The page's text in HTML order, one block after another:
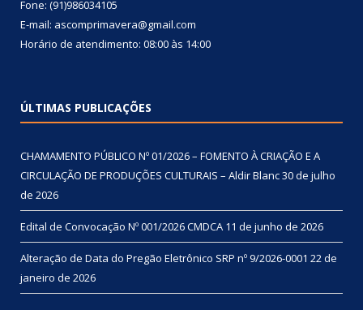
Fone: (91)986034105
E-mail: ascomprimavera@gmail.com
Horário de atendimento: 08:00 às 14:00
ÚLTIMAS PUBLICAÇÕES
CHAMAMENTO PÚBLICO Nº 01/2026 – FOMENTO À CRIAÇÃO E A
CIRCULAÇÃO DE PRODUÇÕES CULTURAIS – Aldir Blanc30 de julho
de 2026
Edital de Convocação Nº 001/2026 CMDCA 11 de junho de 2026
Alteração de Data do Pregão Eletrônico SRP nº 9/2026-0001 22 de
janeiro de 2026